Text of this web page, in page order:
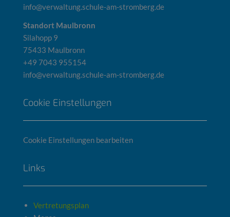
info@verwaltung.schule-am-stromberg.de
Standort Maulbronn
Silahopp 9
75433 Maulbronn
+49 7043 955154
info@verwaltung.schule-am-stromberg.de
Cookie Einstellungen
Cookie Einstellungen bearbeiten
Links
Vertretungsplan